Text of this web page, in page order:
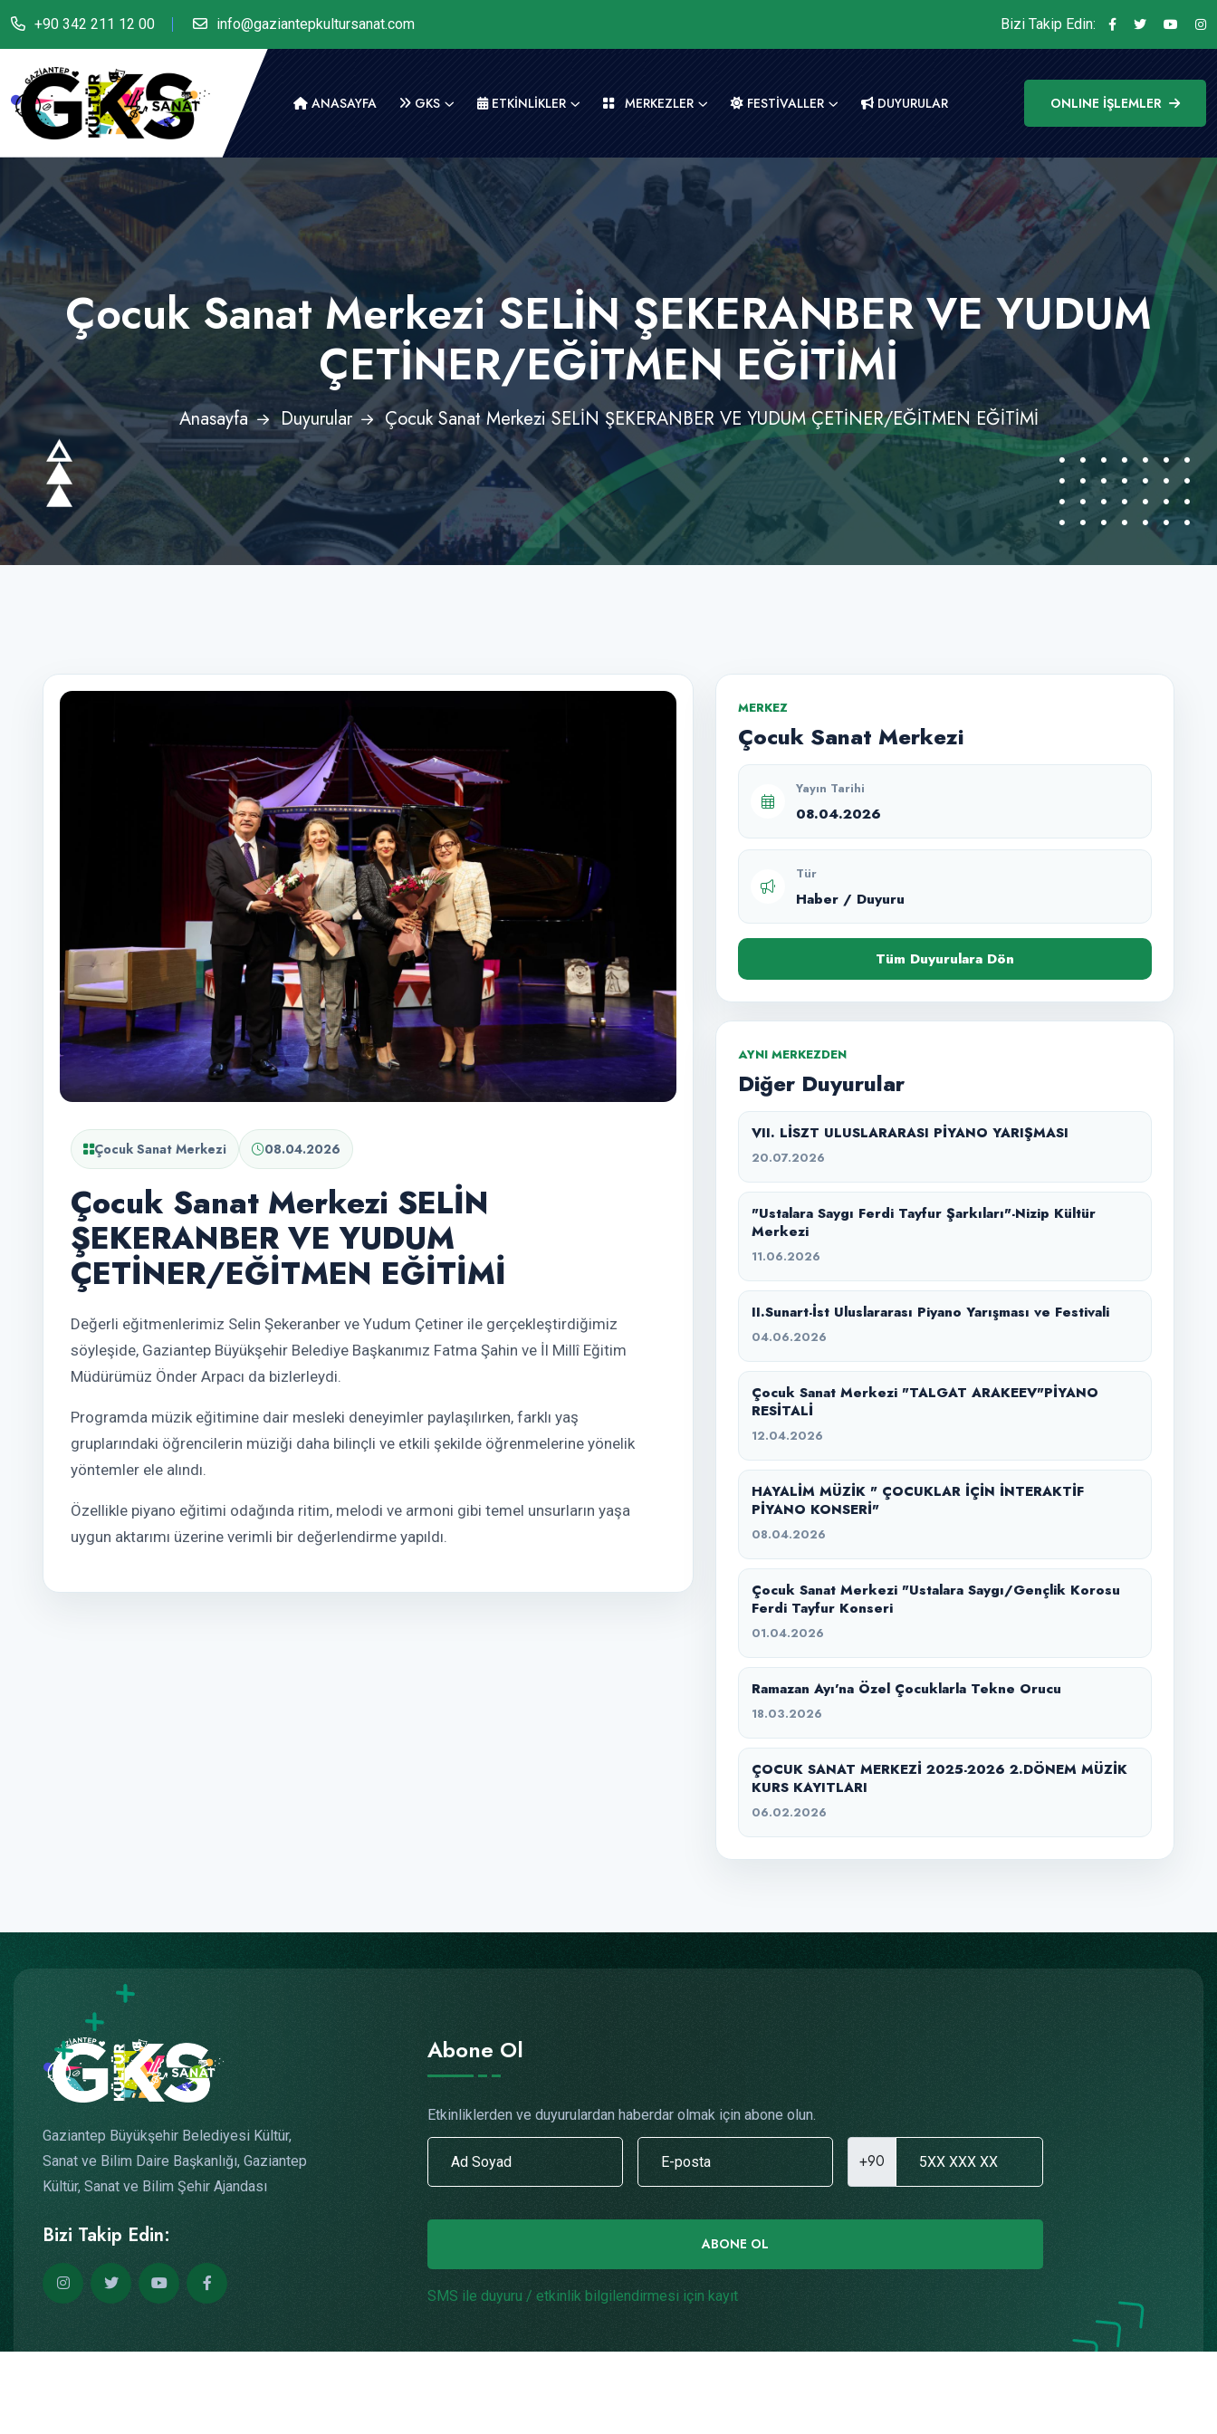
+90 342 211 12 00 info@gaziantepkultursanat.com Bizi Takip Edin:
ANASAYFA GKS ETKİNLİKLER MERKEZLER FESTİVALLER DUYURULAR ONLINE İŞLEMLER
Çocuk Sanat Merkezi SELİN ŞEKERANBER VE YUDUM
ÇETİNER/EĞİTMEN EĞİTİMİ
Anasayfa Duyurular Çocuk Sanat Merkezi SELİN ŞEKERANBER VE YUDUM ÇETİNER/EĞİTMEN EĞİTİMİ
Çocuk Sanat Merkezi 08.04.2026
Çocuk Sanat Merkezi SELİN
ŞEKERANBER VE YUDUM
ÇETİNER/EĞİTMEN EĞİTİMİ
Değerli eğitmenlerimiz Selin Şekeranber ve Yudum Çetiner ile gerçekleştirdiğimiz
söyleşide, Gaziantep Büyükşehir Belediye Başkanımız Fatma Şahin ve İl Millî Eğitim
Müdürümüz Önder Arpacı da bizlerleydi.
Programda müzik eğitimine dair mesleki deneyimler paylaşılırken, farklı yaş
gruplarındaki öğrencilerin müziği daha bilinçli ve etkili şekilde öğrenmelerine yönelik
yöntemler ele alındı.
Özellikle piyano eğitimi odağında ritim, melodi ve armoni gibi temel unsurların yaşa
uygun aktarımı üzerine verimli bir değerlendirme yapıldı.
MERKEZ
Çocuk Sanat Merkezi
Yayın Tarihi
08.04.2026
Tür
Haber / Duyuru
Tüm Duyurulara Dön
AYNI MERKEZDEN
Diğer Duyurular
VII. LİSZT ULUSLARARASI PİYANO YARIŞMASI
20.07.2026
"Ustalara Saygı Ferdi Tayfur Şarkıları"-Nizip Kültür
Merkezi
11.06.2026
II.Sunart-İst Uluslararası Piyano Yarışması ve Festivali
04.06.2026
Çocuk Sanat Merkezi "TALGAT ARAKEEV"PİYANO
RESİTALİ
12.04.2026
HAYALİM MÜZİK " ÇOCUKLAR İÇİN İNTERAKTİF
PİYANO KONSERİ"
08.04.2026
Çocuk Sanat Merkezi "Ustalara Saygı/Gençlik Korosu
Ferdi Tayfur Konseri
01.04.2026
Ramazan Ayı’na Özel Çocuklarla Tekne Orucu
18.03.2026
ÇOCUK SANAT MERKEZİ 2025-2026 2.DÖNEM MÜZİK
KURS KAYITLARI
06.02.2026
Gaziantep Büyükşehir Belediyesi Kültür,
Sanat ve Bilim Daire Başkanlığı, Gaziantep
Kültür, Sanat ve Bilim Şehir Ajandası
Bizi Takip Edin:
Abone Ol
Etkinliklerden ve duyurulardan haberdar olmak için abone olun.
+90
ABONE OL
SMS ile duyuru / etkinlik bilgilendirmesi için kayıt